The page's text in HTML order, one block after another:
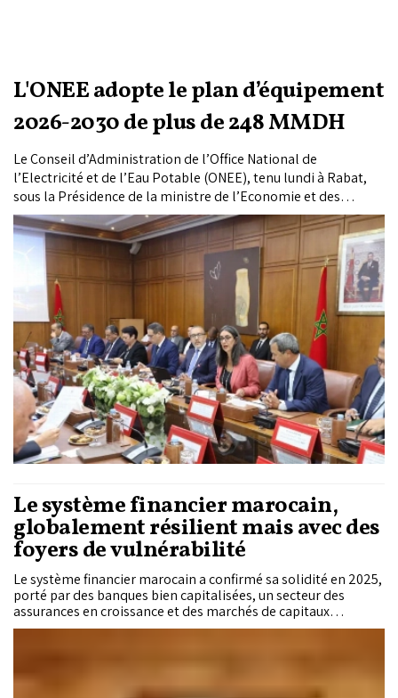
L'ONEE adopte le plan d’équipement
2026-2030 de plus de 248 MMDH
Le Conseil d’Administration de l’Office National de
l’Electricité et de l’Eau Potable (ONEE), tenu lundi à Rabat,
sous la Présidence de la ministre de l’Economie et des
Finances, Nadia Fettah, a adopté le plan d’équipement 2026-
2030 d'une enveloppe de plus de 248 milliards de dirhams
(MMDH).
Le système financier marocain,
globalement résilient mais avec des
foyers de vulnérabilité
Le système financier marocain a confirmé sa solidité en 2025,
porté par des banques bien capitalisées, un secteur des
assurances en croissance et des marchés de capitaux
particulièrement dynamiques. Mais, derrière cette résilience
des créances en souffrance des entreprises et les
déséquilibres structurels des régimes de retraite. Autant de